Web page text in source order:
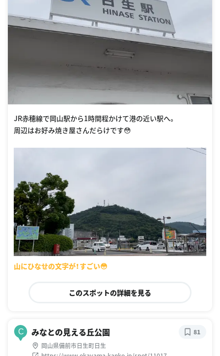
JR赤穂線で岡山駅から1時間程かけて港の近い駅へ。
周辺はお好み焼き屋さんだらけです😳
山にひなせの文字が！すごい😳
このスポットの詳細を見る
C みなとの見える丘公園
岡山県備前市日生町日生
81